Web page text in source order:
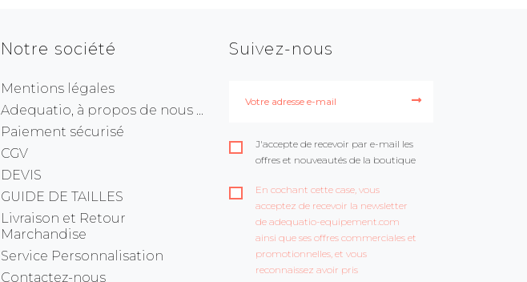
Notre société
Mentions légales
Adequatio, à propos de nous ...
Paiement sécurisé
CGV
DEVIS
GUIDE DE TAILLES
Livraison et Retour
Marchandise
Service Personnalisation
Contactez-nous
Suivez-nous
J'accepte de recevoir par e-mail les
offres et nouveautés de la boutique
En cochant cette case, vous
acceptez de recevoir la newsletter
de adequatio-equipement.com
ainsi que ses offres commerciales et
promotionnelles, et vous
reconnaissez avoir pris